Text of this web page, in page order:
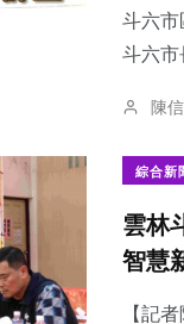
斗六市
斗六市
陳
綜合新
雲林
智慧
【記